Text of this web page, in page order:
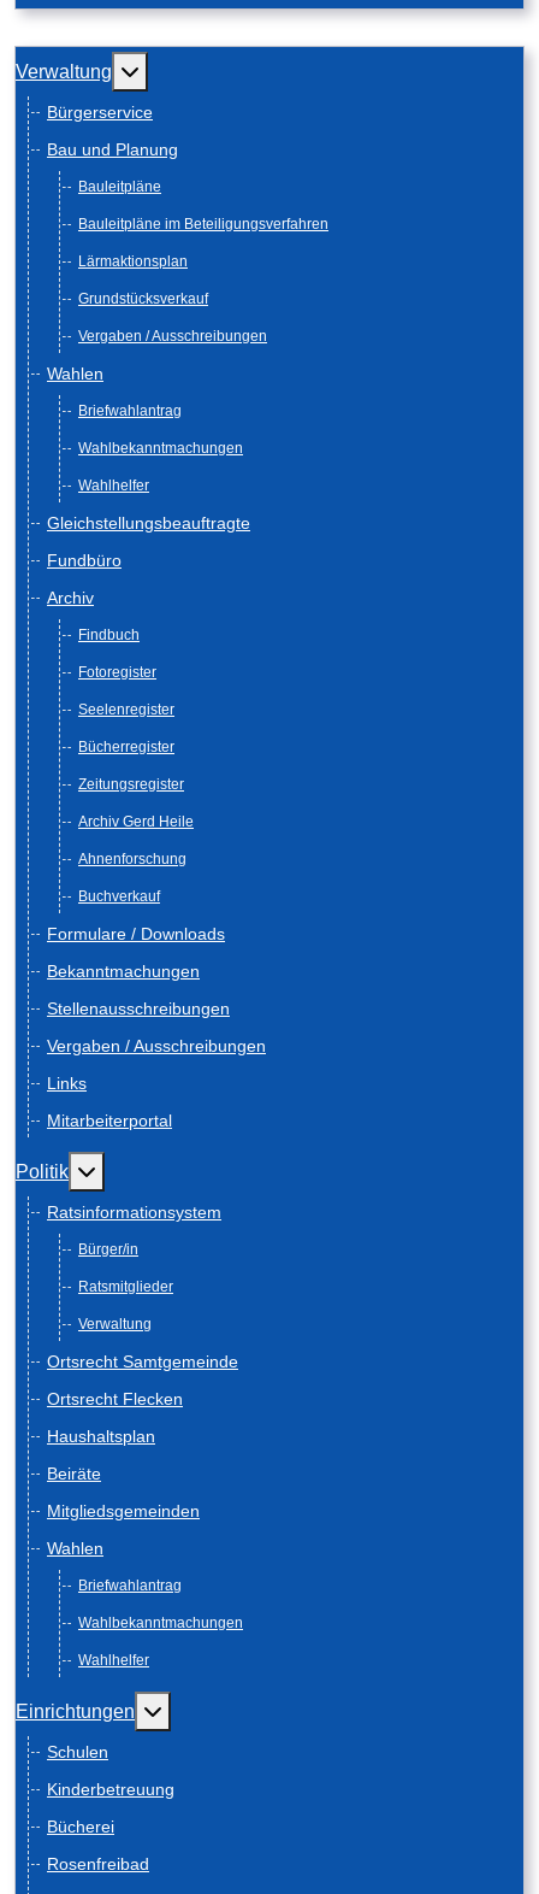
Verwaltung Weitere Informationen: Verwaltung
Bürgerservice
Bau und Planung
Bauleitpläne
Bauleitpläne im Beteiligungsverfahren
Lärmaktionsplan
Grundstücksverkauf
Vergaben / Ausschreibungen
Wahlen
Briefwahlantrag
Wahlbekanntmachungen
Wahlhelfer
Gleichstellungsbeauftragte
Fundbüro
Archiv
Findbuch
Fotoregister
Seelenregister
Bücherregister
Zeitungsregister
Archiv Gerd Heile
Ahnenforschung
Buchverkauf
Formulare / Downloads
Bekanntmachungen
Stellenausschreibungen
Vergaben / Ausschreibungen
Links
Mitarbeiterportal
Politik Weitere Informationen: Politik
Ratsinformationsystem
Bürger/in
Ratsmitglieder
Verwaltung
Ortsrecht Samtgemeinde
Ortsrecht Flecken
Haushaltsplan
Beiräte
Mitgliedsgemeinden
Wahlen
Briefwahlantrag
Wahlbekanntmachungen
Wahlhelfer
Einrichtungen Weitere Informationen: Einrichtungen
Schulen
Kinderbetreuung
Bücherei
Rosenfreibad